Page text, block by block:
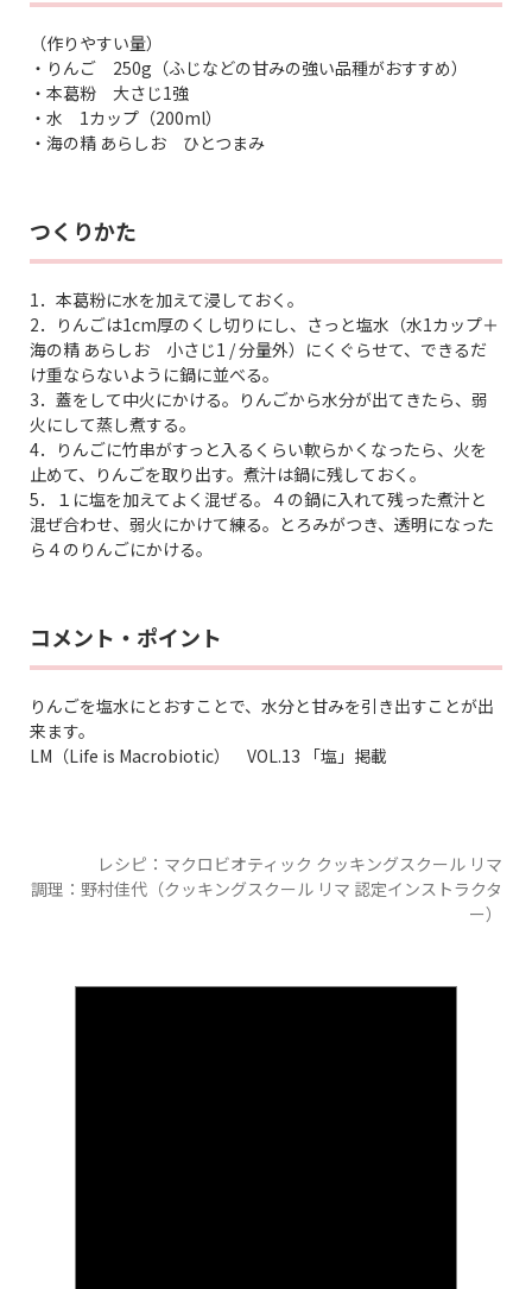
（作りやすい量）
・りんご 250g（ふじなどの甘みの強い品種がおすすめ）
・本葛粉 大さじ1強
・水 1カップ（200ml）
・海の精 あらしお ひとつまみ
つくりかた
1．本葛粉に水を加えて浸しておく。
2．りんごは1cm厚のくし切りにし、さっと塩水（水1カップ＋
海の精 あらしお 小さじ1 / 分量外）にくぐらせて、できるだ
け重ならないように鍋に並べる。
3．蓋をして中火にかける。りんごから水分が出てきたら、弱
火にして蒸し煮する。
4．りんごに竹串がすっと入るくらい軟らかくなったら、火を
止めて、りんごを取り出す。煮汁は鍋に残しておく。
5．１に塩を加えてよく混ぜる。４の鍋に入れて残った煮汁と
混ぜ合わせ、弱火にかけて練る。とろみがつき、透明になった
ら４のりんごにかける。
コメント・ポイント
りんごを塩水にとおすことで、水分と甘みを引き出すことが出
来ます。
LM（Life is Macrobiotic） VOL.13 「塩」掲載
レシピ：マクロビオティック クッキングスクール リマ
調理：野村佳代（クッキングスクール リマ 認定インストラクタ
ー）